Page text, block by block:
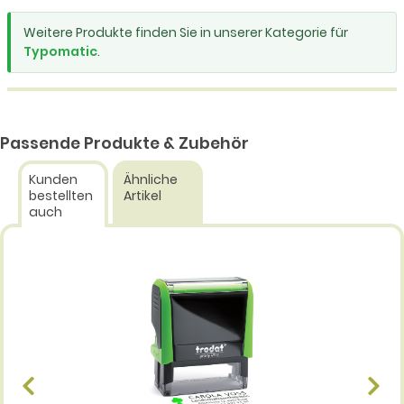
Weitere Produkte finden Sie in unserer Kategorie für
Typomatic.
Passende Produkte & Zubehör
Kunden
bestellten
auch
Ähnliche
Artikel